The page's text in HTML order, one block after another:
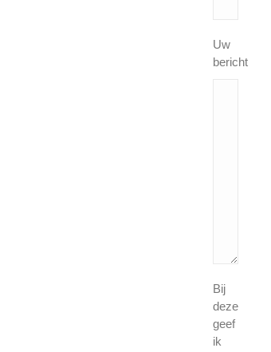
Uw
bericht
Bij
deze
geef
ik